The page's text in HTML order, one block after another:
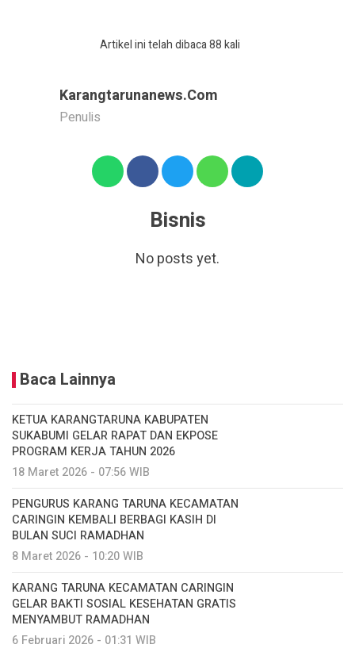
Artikel ini telah dibaca 88 kali
Karangtarunanews.com
Penulis
Bisnis
No posts yet.
Baca Lainnya
KETUA KARANGTARUNA KABUPATEN
SUKABUMI GELAR RAPAT DAN EKPOSE
PROGRAM KERJA TAHUN 2026
18 Maret 2026 - 07:56 WIB
PENGURUS KARANG TARUNA KECAMATAN
CARINGIN KEMBALI BERBAGI KASIH DI
BULAN SUCI RAMADHAN
8 Maret 2026 - 10:20 WIB
KARANG TARUNA KECAMATAN CARINGIN
GELAR BAKTI SOSIAL KESEHATAN GRATIS
MENYAMBUT RAMADHAN
6 Februari 2026 - 01:31 WIB